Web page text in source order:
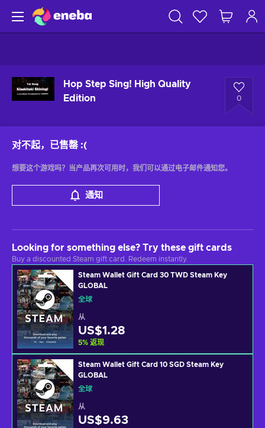
Hop Step Sing! High Quality
Edition
0
对不起，已售罄 :(
想要这个游戏吗？当产品再次可用时，我们可以通过电子邮件通知您。
通知
Looking for something else? Try these gift cards
Buy a discounted Steam gift card. Redeem instantly.
Steam Wallet Gift Card 30 TWD Steam Key
GLOBAL
全球
从
US$1.28
5% 返现
Steam Wallet Gift Card 10 SGD Steam Key
GLOBAL
全球
从
US$9.63